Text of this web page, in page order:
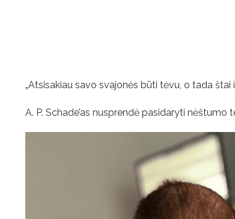
„Atsisakiau savo svajonės būti tėvu, o tada štai
A. P. Schade’as nusprendė pasidaryti